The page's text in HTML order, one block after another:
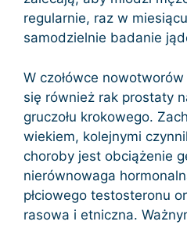
regularnie, raz w
samodzielnie badanie
W czołówce
się również rak prostaty
gruczołu krokowego.
wiekiem, kolejnymi
choroby jest obciążenie
nierównowaga
płciowego testosteronu
rasowa i etniczna.